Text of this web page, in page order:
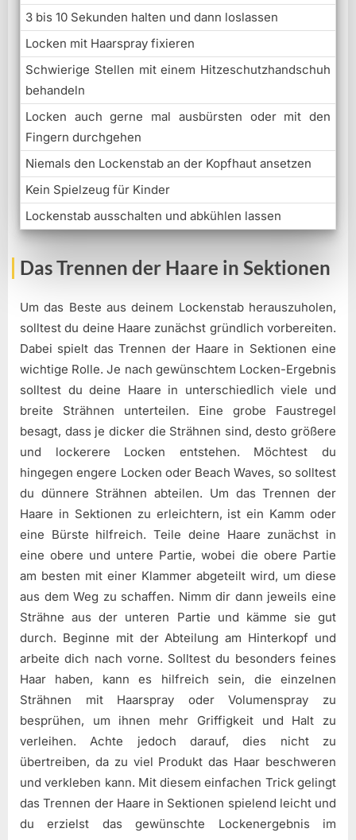
3 bis 10 Sekunden halten und dann loslassen
Locken mit Haarspray fixieren
Schwierige Stellen mit einem Hitzeschutzhandschuh
behandeln
Locken auch gerne mal ausbürsten oder mit den
Fingern durchgehen
Niemals den Lockenstab an der Kopfhaut ansetzen
Kein Spielzeug für Kinder
Lockenstab ausschalten und abkühlen lassen
Das Trennen der Haare in Sektionen
Um das Beste aus deinem Lockenstab herauszuholen,
solltest du deine Haare zunächst gründlich vorbereiten.
Dabei spielt das Trennen der Haare in Sektionen eine
wichtige Rolle. Je nach gewünschtem Locken-Ergebnis
solltest du deine Haare in unterschiedlich viele und
breite Strähnen unterteilen. Eine grobe Faustregel
besagt, dass je dicker die Strähnen sind, desto größere
und lockerere Locken entstehen. Möchtest du
hingegen engere Locken oder Beach Waves, so solltest
du dünnere Strähnen abteilen. Um das Trennen der
Haare in Sektionen zu erleichtern, ist ein Kamm oder
eine Bürste hilfreich. Teile deine Haare zunächst in
eine obere und untere Partie, wobei die obere Partie
am besten mit einer Klammer abgeteilt wird, um diese
aus dem Weg zu schaffen. Nimm dir dann jeweils eine
Strähne aus der unteren Partie und kämme sie gut
durch. Beginne mit der Abteilung am Hinterkopf und
arbeite dich nach vorne. Solltest du besonders feines
Haar haben, kann es hilfreich sein, die einzelnen
Strähnen mit Haarspray oder Volumenspray zu
besprühen, um ihnen mehr Griffigkeit und Halt zu
verleihen. Achte jedoch darauf, dies nicht zu
übertreiben, da zu viel Produkt das Haar beschweren
und verkleben kann. Mit diesem einfachen Trick gelingt
das Trennen der Haare in Sektionen spielend leicht und
du erzielst das gewünschte Lockenergebnis im